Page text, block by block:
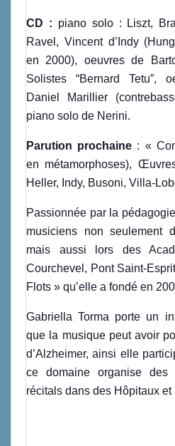
CD : piano solo : Liszt,
Ravel, Vincent d’Indy
en 2000), oeuvres de
Solistes “Bernard Tetu”,
Daniel Marillier
piano solo de Nerini.
Parution prochaine : «
en métamorphoses),
Heller, Indy, Busoni, Villa-
Passionnée par la
musiciens non seulement
mais aussi lors des
Courchevel, Pont Saint-
Flots » qu’elle a fondé en
Gabriella Torma porte un
que la musique peut avoir
d’Alzheimer, ainsi elle
ce domaine organise
récitals dans des Hôpitaux